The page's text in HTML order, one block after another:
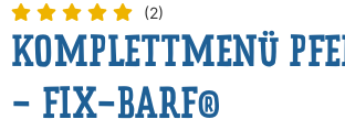
(2)
KOMPLETTMENÜ
- FIX-BARF®